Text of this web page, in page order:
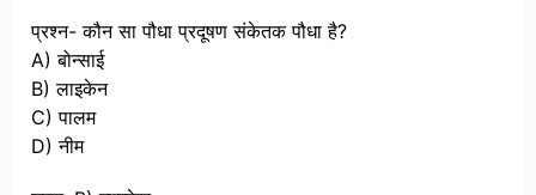
प्रश्न- कौन सा पौधा प्रदूषण संकेतक पौधा है?
A) बोन्साई
B) लाइकेन
C) पालम
D) नीम